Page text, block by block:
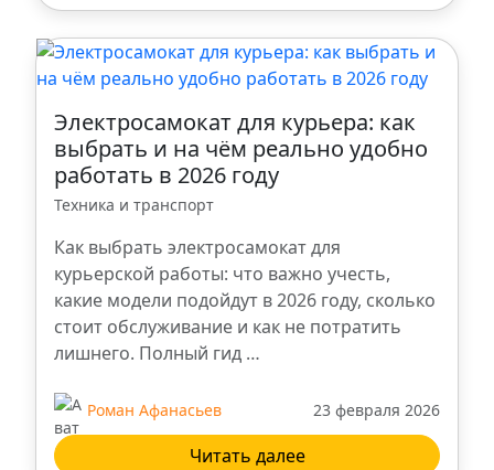
Барнаул
Киров
Мурманск
Новый Уренгой
Смоленск
Рязань
Новосибирск
Электросамокат для курьера: как
выбрать и на чём реально удобно
работать в 2026 году
Техника и транспорт
Как выбрать электросамокат для
курьерской работы: что важно учесть,
какие модели подойдут в 2026 году, сколько
стоит обслуживание и как не потратить
лишнего. Полный гид …
Роман Афанасьев 23 февраля 2026
Читать далее